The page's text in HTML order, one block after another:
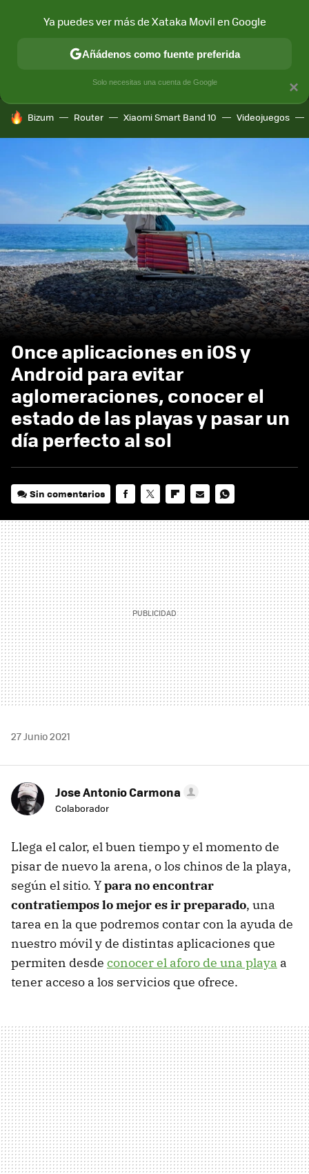
MÓVIL Y SOCIEDAD APLICACIONES
HOY SE HABLA DE
Bizum Router Xiaomi Smart Band 10 Videojuegos
Once aplicaciones en iOS y
Android para evitar
aglomeraciones, conocer el
estado de las playas y pasar un
día perfecto al sol
Sin comentarios
MAIL
27 Junio 2021
Jose Antonio Carmona
Colaborador
Llega el calor, el buen tiempo y el momento de
pisar de nuevo la arena, o los chinos de la playa,
según el sitio. Ypara no encontrar
contratiempos lo mejor es ir preparado, una
tarea en la que podremos contar con la ayuda de
nuestro móvil y de distintas aplicaciones que
permiten desde conocer el aforo de una playa a
tener acceso a los servicios que ofrece.
×
Ya puedes ver más de Xataka Movil en Google
Añádenos como fuente preferida
Solo necesitas una cuenta de Google